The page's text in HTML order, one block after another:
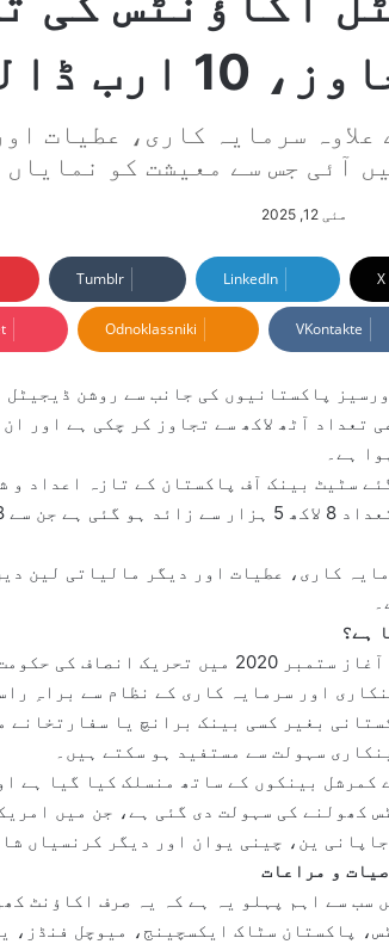
موصول
علاوہ سرمایہ کاری، عطیات
آئی جس سے معیشت کو نمایاں
n
d
n
مئی 12, 2025
X
LinkedIn
Tumblr
VKontakte
Odnoklassniki
پاکستانیوں کی جانب سے روشن
تعداد آٹھ لاکھ سے تجاوز کر چکی ہے اور
ہے۔
کاری، عطیات اور دیگر مالیاتی لین
ہے؟
روشن ڈیجیٹل اکاؤنٹ سکیم کا آغاز ستمبر 2020
اور سرمایہ کاری کے نظام سے براہِ
بغیر کسی بینک برانچ یا سفارتخانے
سہولت سے مستفید ہو سکتے ہیں۔
کھولنے کی سہولت دی گئی ہے، جن میں
ین، چینی یوان اور دیگر کرنسیاں
و مراعات
سب سے اہم پہلو یہ ہے کہ یہ صرف اکاؤنٹ
پاکستان سٹاک ایکسچینج، میوچل فنڈز،